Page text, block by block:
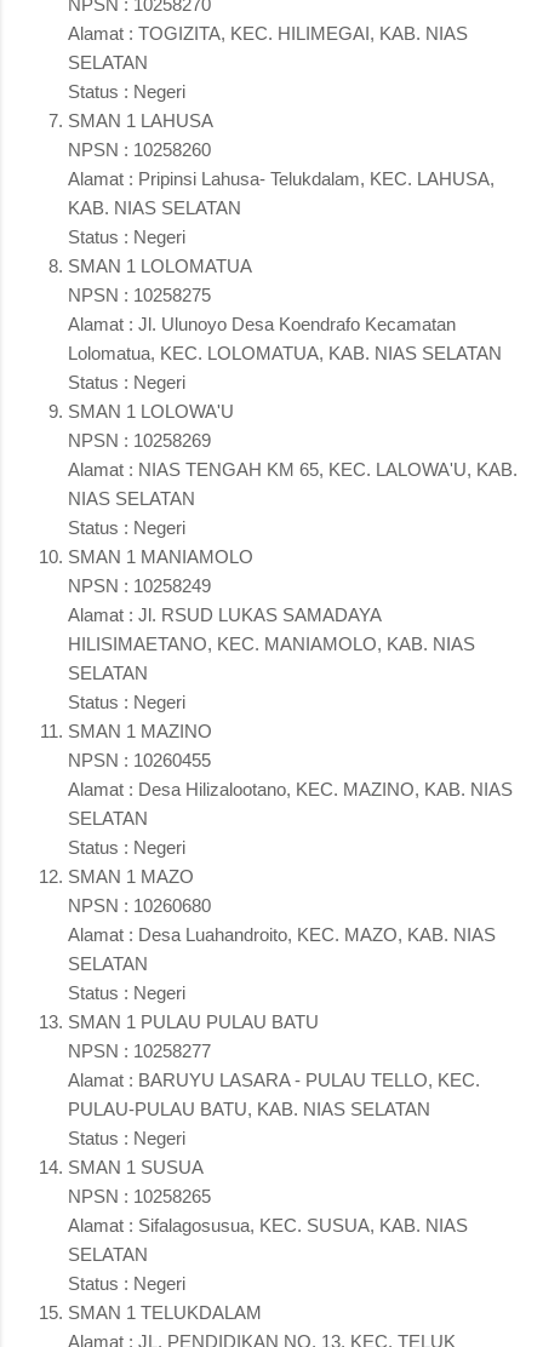
Alamat : TOGIZITA, KEC. HILIMEGAI, KAB. NIAS
SELATAN
Status : Negeri
SMAN 1 LAHUSA
NPSN : 10258260
Alamat : Pripinsi Lahusa- Telukdalam, KEC. LAHUSA,
KAB. NIAS SELATAN
Status : Negeri
SMAN 1 LOLOMATUA
NPSN : 10258275
Alamat : Jl. Ulunoyo Desa Koendrafo Kecamatan
Lolomatua, KEC. LOLOMATUA, KAB. NIAS SELATAN
Status : Negeri
SMAN 1 LOLOWA'U
NPSN : 10258269
Alamat : NIAS TENGAH KM 65, KEC. LALOWA'U, KAB.
NIAS SELATAN
Status : Negeri
SMAN 1 MANIAMOLO
NPSN : 10258249
Alamat : Jl. RSUD LUKAS SAMADAYA
HILISIMAETANO, KEC. MANIAMOLO, KAB. NIAS
SELATAN
Status : Negeri
SMAN 1 MAZINO
NPSN : 10260455
Alamat : Desa Hilizalootano, KEC. MAZINO, KAB. NIAS
SELATAN
Status : Negeri
SMAN 1 MAZO
NPSN : 10260680
Alamat : Desa Luahandroito, KEC. MAZO, KAB. NIAS
SELATAN
Status : Negeri
SMAN 1 PULAU PULAU BATU
NPSN : 10258277
Alamat : BARUYU LASARA - PULAU TELLO, KEC.
PULAU-PULAU BATU, KAB. NIAS SELATAN
Status : Negeri
SMAN 1 SUSUA
NPSN : 10258265
Alamat : Sifalagosusua, KEC. SUSUA, KAB. NIAS
SELATAN
Status : Negeri
SMAN 1 TELUKDALAM
Alamat : JL. PENDIDIKAN NO. 13, KEC. TELUK